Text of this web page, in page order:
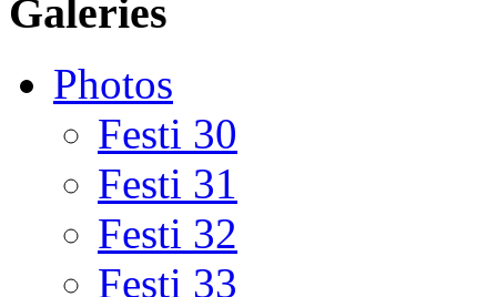
Galeries
Photos
Festi 30
Festi 31
Festi 32
Festi 33